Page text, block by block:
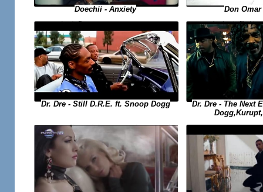
Doechii - Anxiety Don Omar
Dr. Dre - Still D.R.E. ft. Snoop Dogg
Dr. Dre - The Next